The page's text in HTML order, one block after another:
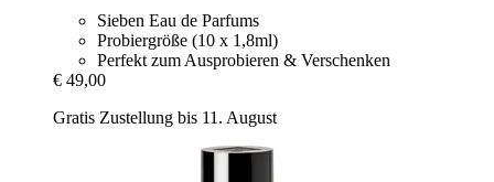
Sieben Eau de Parfums
Probiergröße (10 x 1,8ml)
Perfekt zum Ausprobieren & Verschenken
€ 49,00
Gratis Zustellung bis 11. August